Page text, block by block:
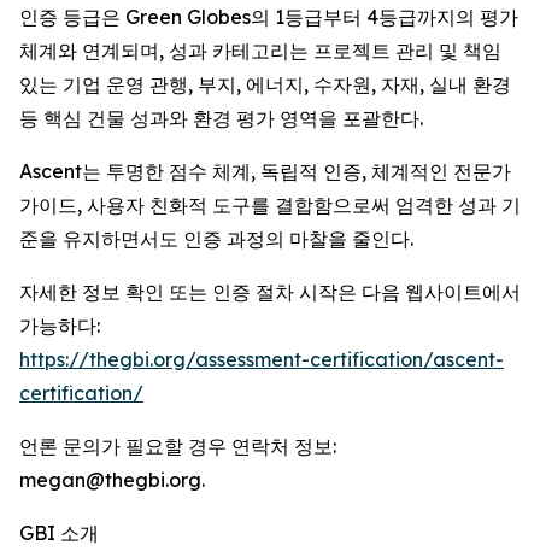
인증 등급은 Green Globes의 1등급부터 4등급까지의 평가
체계와 연계되며, 성과 카테고리는 프로젝트 관리 및 책임
있는 기업 운영 관행, 부지, 에너지, 수자원, 자재, 실내 환경
등 핵심 건물 성과와 환경 평가 영역을 포괄한다.
Ascent는 투명한 점수 체계, 독립적 인증, 체계적인 전문가
가이드, 사용자 친화적 도구를 결합함으로써 엄격한 성과 기
준을 유지하면서도 인증 과정의 마찰을 줄인다.
자세한 정보 확인 또는 인증 절차 시작은 다음 웹사이트에서
가능하다:
https://thegbi.org/assessment-certification/ascent-
certification/
언론 문의가 필요할 경우 연락처 정보:
megan@thegbi.org.
GBI 소개